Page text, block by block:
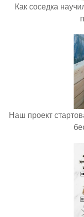
Как соседка
Наш проект